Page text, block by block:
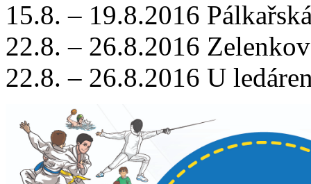
15.8. – 19.8.2016
22.8. – 26.8.2016
22.8. – 26.8.2016 U